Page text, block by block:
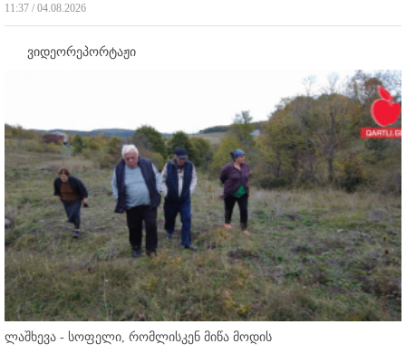
11:37 / 04.08.2026
ვიდეორეპორტაჟი
ლაშხევა - სოფელი, რომლისკენ მიწა მოდის